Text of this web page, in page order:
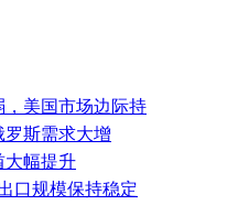
，美国市场边际持
罗斯需求大增
大幅提升
口规模保持稳定